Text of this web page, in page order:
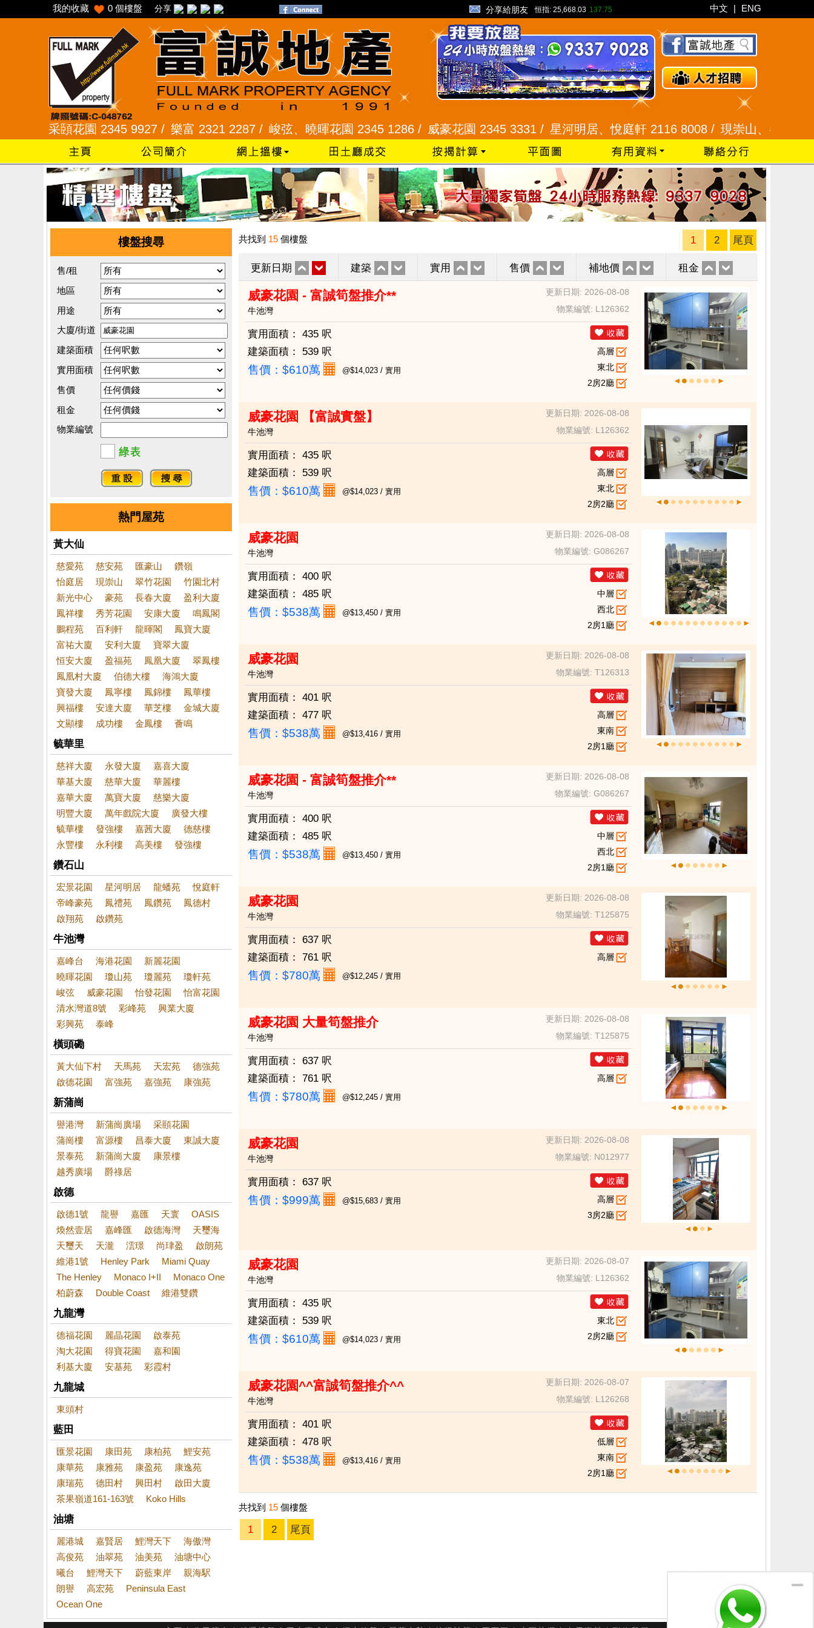
我的收藏 0 個樓盤 分享 分享給朋友 恒指: 25,668.03 137.75 中文 | ENG
采頣花園 2345 9927 / 樂富 2321 2287 / 峻弦、曉暉花園 2345 1286 / 威豪花園 2345 3331 / 星河明居、悅庭軒 2116 8008 / 現崇山、譽港灣 2345
樓盤搜尋
售/租
地區
用途
大廈/街道
建築面積
實用面積
售價
租金
物業編號
熱門屋苑
黃大仙
慈愛苑 慈安苑 匯豪山
鑽嶺
怡庭居
現崇山 翠竹花園
竹園北村
新光中心
豪苑 長春大廈
盈利大廈
鳳祥樓
秀芳花園 安康大廈
鳴鳳閣
鵬程苑
百利軒 龍暉閣
鳳寶大廈
富祐大廈
安利大廈
寶翠大廈
恒安大廈
盈福苑 鳳凰大廈
翠鳳樓
鳳凰村大廈
伯德大樓
海鴻大廈
寶發大廈
鳳寧樓 鳳錦樓
鳳華樓
興福樓
安達大廈 華芝樓
金城大廈
文顯樓
成功樓 金鳳樓 薈鳴
毓華里
慈祥大廈 永發大廈
嘉喜大廈
華基大廈
慈華大廈
華麗樓
嘉華大廈
萬寶大廈
慈樂大廈
明豐大廈
萬年戲院大廈
廣發大樓
毓華樓
發強樓 嘉茜大廈
德慈樓
永豐樓
永利樓 高美樓 發強樓
鑽石山
宏景花園 星河明居 龍蟠苑
悅庭軒
帝峰豪苑
鳳禮苑 鳳鑽苑
鳳德村
啟翔苑
啟鑽苑
牛池灣
嘉峰台 海港花園
新麗花園
曉暉花園
瓊山苑 瓊麗苑
瓊軒苑
峻弦
威豪花園 怡發花園
怡富花園
清水灣道8號
彩峰苑
興業大廈
彩興苑
泰峰
橫頭磡
黃大仙下村 天馬苑 天宏苑
德強苑
啟德花園
富強苑 嘉強苑 康強苑
新蒲崗
譽港灣 新蒲崗廣場
采頤花園
蒲崗樓
富源樓 昌泰大廈
東誠大廈
景泰苑
新蒲崗大廈
康景樓
越秀廣場
爵祿居
啟德
啟德1號 龍譽 嘉匯 天寰
OASIS
煥然壹居
嘉峰匯 啟德海灣
天璽海
天璽天
天瀧 澐璟 尚珒盈
啟朗苑
維港1號
Henley Park
Miami Quay
The Henley
Monaco I+II
Monaco One
柏蔚森
Double Coast 維港雙鑽
九龍灣
德福花園 麗晶花園
啟泰苑
淘大花園
得寶花園
嘉和園
利基大廈
安基苑 彩霞村
九龍城
東頭村
藍田
匯景花園 康田苑 康柏苑
鯉安苑
康華苑
康雅苑 康盈苑
康逸苑
康瑞苑
德田村 興田村
啟田大廈
茶果嶺道161-163號
Koko Hills
油塘
麗港城 嘉賢居 鯉灣天下
海傲灣
高俊苑
油翠苑 油美苑
油塘中心
曦台
鯉灣天下 蔚藍東岸
親海駅
朗譽
高宏苑
Peninsula East
Ocean One
共找到 15 個樓盤 1 2 尾頁
更新日期 建築 實用 售價 補地價 租金
威豪花園 - 富誠筍盤推介**
更新日期: 2026-08-08
牛池灣
物業編號: L126362
實用面積：
435 呎
建築面積：
539 呎
售價： $610萬 @$14,023 / 實用
高層
東北
2房2廳
威豪花園 【富誠實盤】
更新日期: 2026-08-08
牛池灣
物業編號: L126362
實用面積：
435 呎
建築面積：
539 呎
售價： $610萬 @$14,023 / 實用
高層
東北
2房2廳
威豪花園
更新日期: 2026-08-08
牛池灣
物業編號: G086267
實用面積：
400 呎
建築面積：
485 呎
售價： $538萬 @$13,450 / 實用
中層
西北
2房1廳
威豪花園
更新日期: 2026-08-08
牛池灣
物業編號: T126313
實用面積：
401 呎
建築面積：
477 呎
售價： $538萬 @$13,416 / 實用
高層
東南
2房1廳
威豪花園 - 富誠筍盤推介**
更新日期: 2026-08-08
牛池灣
物業編號: G086267
實用面積：
400 呎
建築面積：
485 呎
售價： $538萬 @$13,450 / 實用
中層
西北
2房1廳
威豪花園
更新日期: 2026-08-08
牛池灣
物業編號: T125875
實用面積：
637 呎
建築面積：
761 呎
售價： $780萬 @$12,245 / 實用
高層
威豪花園 大量筍盤推介
更新日期: 2026-08-08
牛池灣
物業編號: T125875
實用面積：
637 呎
建築面積：
761 呎
售價： $780萬 @$12,245 / 實用
高層
威豪花園
更新日期: 2026-08-08
牛池灣
物業編號: N012977
實用面積： 637 呎
售價： $999萬 @$15,683 / 實用
高層
3房2廳
威豪花園
更新日期: 2026-08-07
牛池灣
物業編號: L126362
實用面積：
435 呎
建築面積：
539 呎
售價： $610萬 @$14,023 / 實用
東北
2房2廳
威豪花園^^富誠筍盤推介^^
更新日期: 2026-08-07
牛池灣
物業編號: L126268
實用面積：
401 呎
建築面積：
478 呎
售價： $538萬 @$13,416 / 實用
低層
東南
2房1廳
共找到 15 個樓盤
1 2 尾頁